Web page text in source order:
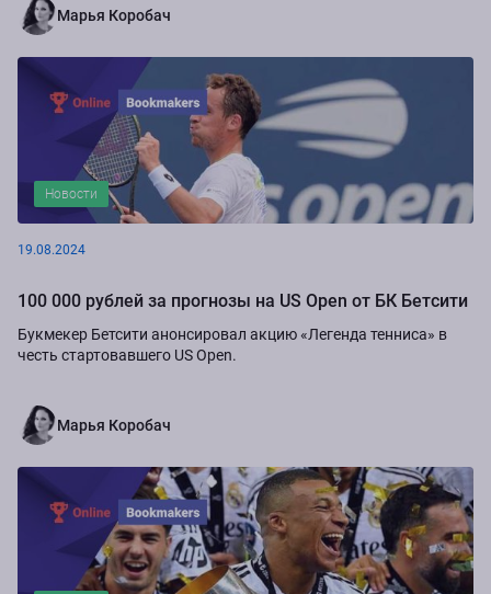
Марья Коробач
Новости
19.08.2024
100 000 рублей за прогнозы на US Open от БК Бетсити
Букмекер Бетсити анонсировал акцию «Легенда тенниса» в
честь стартовавшего US Open.
Марья Коробач